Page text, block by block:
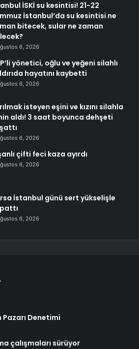
İSKİ su kesintisi! 21-22
İstanbul’da su kesintisi ne
bitecek, sular ne zaman
6, 2026
yönetici, oğlu ve yeğeni silahlı
hayatını kaybetti
6, 2026
isteyen eşini ve kızını silahla
aldı! 3 saat boyunca dehşeti
6, 2026
çifti feci kaza ayırdı
6, 2026
İstanbul günü sert yükselişle
6, 2026
Denetimi
çalışmaları sürüyor